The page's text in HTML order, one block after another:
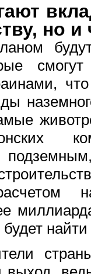
но и
смогут